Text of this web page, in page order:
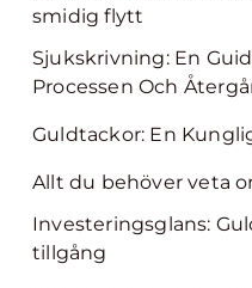
smidig flytt
Sjukskrivning: En
Processen Och
Guldtackor: En
Allt du behöver veta
Investeringsglans:
tillgång